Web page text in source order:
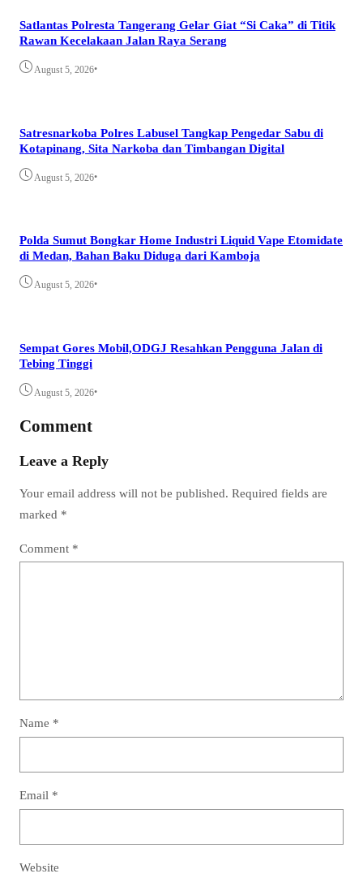
Satlantas Polresta Tangerang Gelar Giat “Si Caka” di Titik
Rawan Kecelakaan Jalan Raya Serang
August 5, 2026•
Satresnarkoba Polres Labusel Tangkap Pengedar Sabu di
Kotapinang, Sita Narkoba dan Timbangan Digital
August 5, 2026•
Polda Sumut Bongkar Home Industri Liquid Vape Etomidate
di Medan, Bahan Baku Diduga dari Kamboja
August 5, 2026•
Sempat Gores Mobil,ODGJ Resahkan Pengguna Jalan di
Tebing Tinggi
August 5, 2026•
Comment
Leave a Reply
Your email address will not be published. Required fields are
marked *
Comment *
Name *
Email *
Website